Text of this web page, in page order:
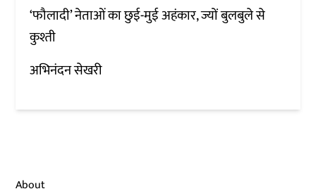
‘फौलादी’ नेताओं का छुई-मुई अहंकार, ज्यों बुलबुले से
कुश्ती
अभिनंदन सेखरी
About